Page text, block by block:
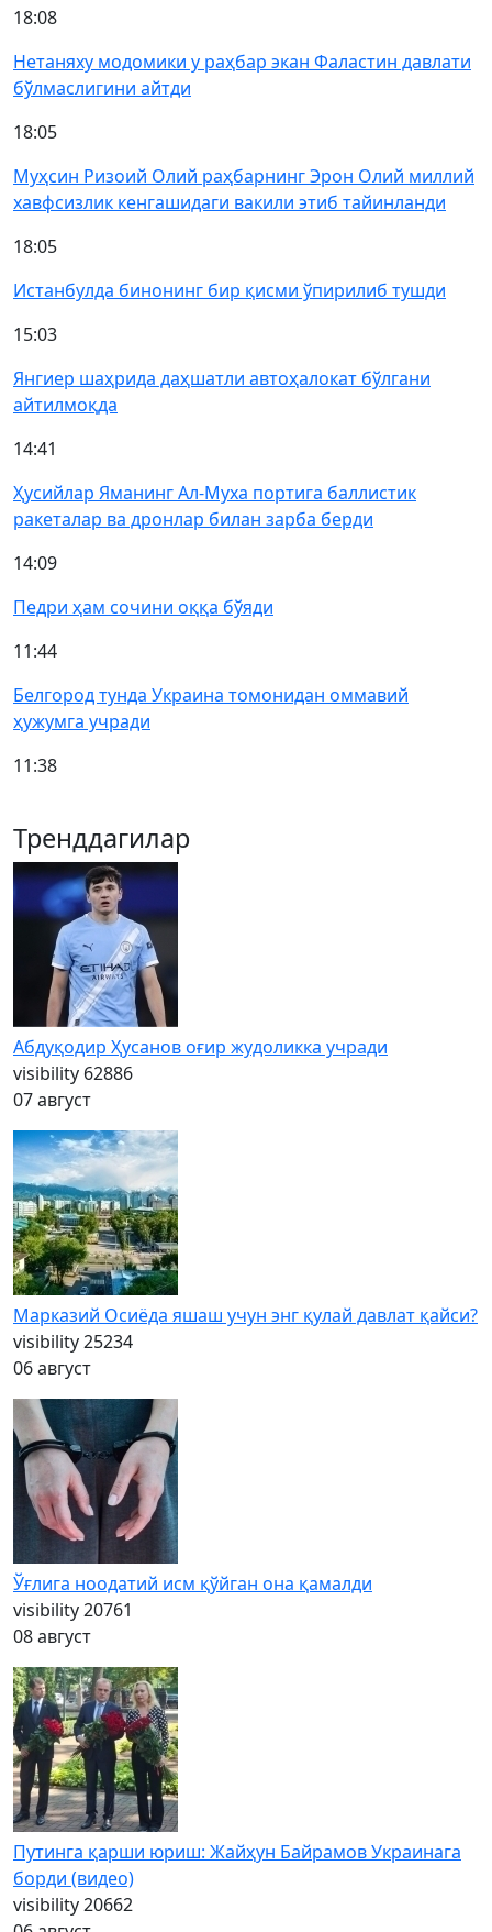
18:08
Нетаняху модомики у раҳбар экан Фаластин давлати
бўлмаслигини айтди
18:05
Муҳсин Ризоий Олий раҳбарнинг Эрон Олий миллий
хавфсизлик кенгашидаги вакили этиб тайинланди
18:05
Истанбулда бинонинг бир қисми ўпирилиб тушди
15:03
Янгиер шаҳрида даҳшатли автоҳалокат бўлгани
айтилмоқда
14:41
Ҳусийлар Яманинг Ал-Муха портига баллистик
ракеталар ва дронлар билан зарба берди
14:09
Педри ҳам сочини оққа бўяди
11:44
Белгород тунда Украина томонидан оммавий
ҳужумга учради
11:38
Тренддагилар
Абдуқодир Ҳусанов оғир жудоликка учради
visibility 62886
07 август
Марказий Осиёда яшаш учун энг қулай давлат қайси?
visibility25234
06 август
Ўғлига ноодатий исм қўйган она қамалди
visibility20761
08 август
Путинга қарши юриш: Жайҳун Байрамов Украинага
борди (видео)
visibility20662